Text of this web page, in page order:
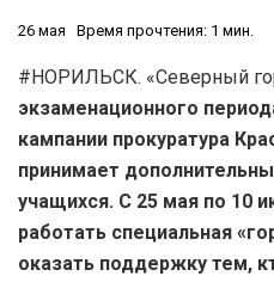
26 мая Время прочтения: 1 мин.
#НОРИЛЬСК. «Северный
экзаменационного
кампании прокуратура
принимает
учащихся. С 25 мая по 10
работать специальная
оказать поддержку тем,